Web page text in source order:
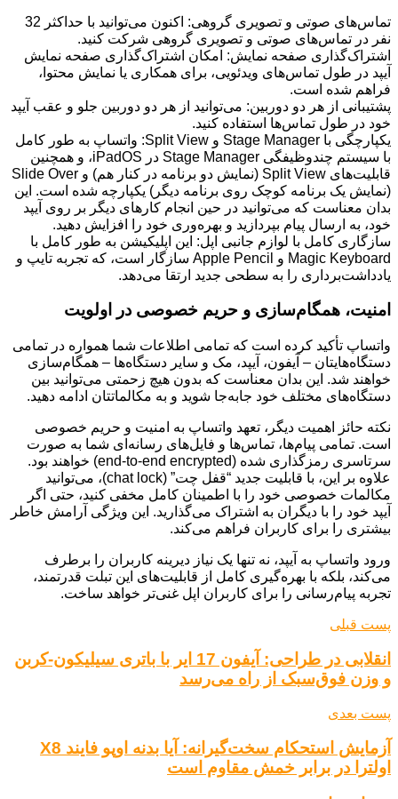
تماس‌های صوتی و تصویری گروهی: اکنون می‌توانید با حداکثر 32
نفر در تماس‌های صوتی و تصویری گروهی شرکت کنید.
اشتراک‌گذاری صفحه نمایش: امکان اشتراک‌گذاری صفحه نمایش
آیپد در طول تماس‌های ویدئویی، برای همکاری یا نمایش محتوا،
فراهم شده است.
پشتیبانی از هر دو دوربین: می‌توانید از هر دو دوربین جلو و عقب آیپد
خود در طول تماس‌ها استفاده کنید.
یکپارچگی با Stage Manager و Split View: واتساپ به طور کامل
با سیستم چندوظیفگی Stage Manager در iPadOS، و همچنین
قابلیت‌های Split View (نمایش دو برنامه در کنار هم) و Slide Over
(نمایش یک برنامه کوچک روی برنامه دیگر) یکپارچه شده است. این
بدان معناست که می‌توانید در حین انجام کارهای دیگر بر روی آیپد
خود، به ارسال پیام بپردازید و بهره‌وری خود را افزایش دهید.
سازگاری کامل با لوازم جانبی اپل: این اپلیکیشن به طور کامل با
Magic Keyboard و Apple Pencil سازگار است، که تجربه تایپ و
یادداشت‌برداری را به سطحی جدید ارتقا می‌دهد.
امنیت، همگام‌سازی و حریم خصوصی در اولویت
واتساپ تأکید کرده است که تمامی اطلاعات شما همواره در تمامی
دستگاه‌هایتان – آیفون، آیپد، مک و سایر دستگاه‌ها – همگام‌سازی
خواهند شد. این بدان معناست که بدون هیچ زحمتی می‌توانید بین
دستگاه‌های مختلف خود جابه‌جا شوید و به مکالماتتان ادامه دهید.
نکته حائز اهمیت دیگر، تعهد واتساپ به امنیت و حریم خصوصی
است. تمامی پیام‌ها، تماس‌ها و فایل‌های رسانه‌ای شما به صورت
سرتاسری رمزگذاری شده (end-to-end encrypted) خواهند بود.
علاوه بر این، با قابلیت جدید “قفل چت” (chat lock)، می‌توانید
مکالمات خصوصی خود را با اطمینان کامل مخفی کنید، حتی اگر
آیپد خود را با دیگران به اشتراک می‌گذارید. این ویژگی آرامش خاطر
بیشتری را برای کاربران فراهم می‌کند.
ورود واتساپ به آیپد، نه تنها یک نیاز دیرینه کاربران را برطرف
می‌کند، بلکه با بهره‌گیری کامل از قابلیت‌های این تبلت قدرتمند،
تجربه پیام‌رسانی را برای کاربران اپل غنی‌تر خواهد ساخت.
پست قبلی
انقلابی در طراحی: آیفون 17 ایر با باتری سیلیکون-کربن
و وزن فوق‌سبک از راه می‌رسد
پست بعدی
آزمایش استحکام سخت‌گیرانه: آیا بدنه اوپو فایند X8
اولترا در برابر خمش مقاوم است